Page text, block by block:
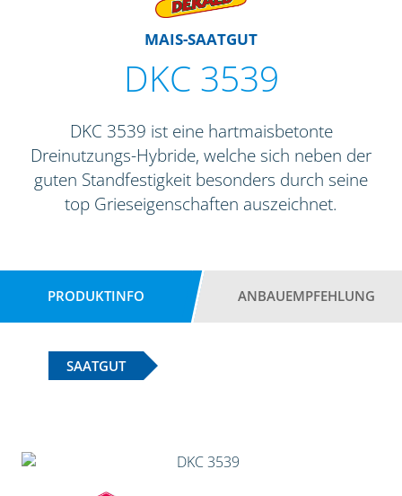
MAIS-SAATGUT
DKC 3539
DKC 3539 ist eine hartmaisbetonte
Dreinutzungs-Hybride, welche sich neben der
guten Standfestigkeit besonders durch seine
top Grieseigenschaften auszeichnet.
PRODUKTINFO ANBAUEMPFEHLUNG
SAATGUT